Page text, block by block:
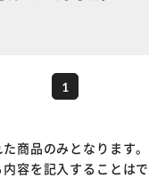
1
商品のみとなります
容を記入することは
※ご確認くださ